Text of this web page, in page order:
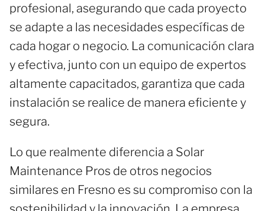
profesional, asegurando que cada proyecto
se adapte a las necesidades específicas de
cada hogar o negocio. La comunicación clara
y efectiva, junto con un equipo de expertos
altamente capacitados, garantiza que cada
instalación se realice de manera eficiente y
segura.
Lo que realmente diferencia a Solar
Maintenance Pros de otros negocios
similares en Fresno es su compromiso con la